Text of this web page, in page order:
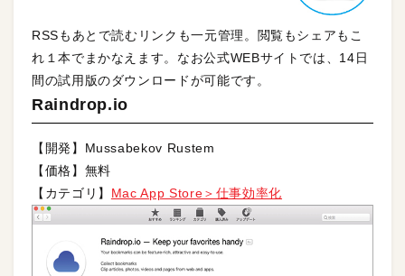
RSSもあとで読むリンクも一元管理。閲覧もシェアもこ
れ１本でまかなえます。なお公式WEBサイトでは、14日
間の試用版のダウンロードが可能です。
Raindrop.io
【開発】Mussabekov Rustem
【価格】無料
【カテゴリ】 Mac App Store＞仕事効率化